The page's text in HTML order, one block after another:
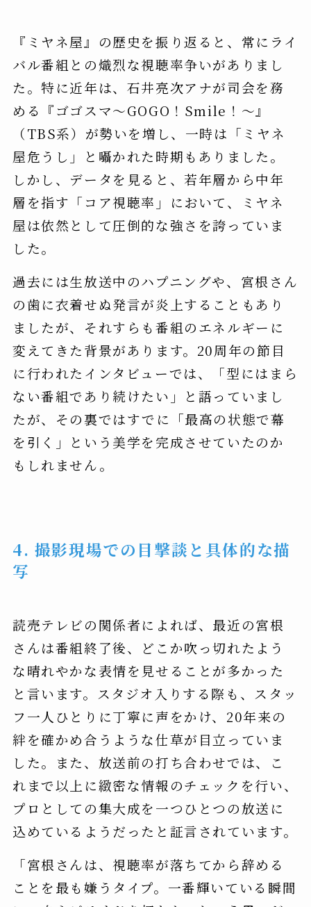
『ミヤネ屋』の歴史を振り返ると、常にライ
バル番組との熾烈な視聴率争いがありまし
た。特に近年は、石井亮次アナが司会を務
める『ゴゴスマ〜GOGO！Smile！〜』
（TBS系）が勢いを増し、一時は「ミヤネ
屋危うし」と囁かれた時期もありました。
しかし、データを見ると、若年層から中年
層を指す「コア視聴率」において、ミヤネ
屋は依然として圧倒的な強さを誇っていま
した。
過去には生放送中のハプニングや、宮根さん
の歯に衣着せぬ発言が炎上することもあり
ましたが、それすらも番組のエネルギーに
変えてきた背景があります。20周年の節目
に行われたインタビューでは、「型にはまら
ない番組であり続けたい」と語っていまし
たが、その裏ではすでに「最高の状態で幕
を引く」という美学を完成させていたのか
もしれません。
4. 撮影現場での目撃談と具体的な描
写
読売テレビの関係者によれば、最近の宮根
さんは番組終了後、どこか吹っ切れたよう
な晴れやかな表情を見せることが多かった
と言います。スタジオ入りする際も、スタッ
フ一人ひとりに丁寧に声をかけ、20年来の
絆を確かめ合うような仕草が目立っていま
した。また、放送前の打ち合わせでは、こ
れまで以上に緻密な情報のチェックを行い、
プロとしての集大成を一つひとつの放送に
込めているようだったと証言されています。
「宮根さんは、視聴率が落ちてから辞める
ことを最も嫌うタイプ。一番輝いている瞬間